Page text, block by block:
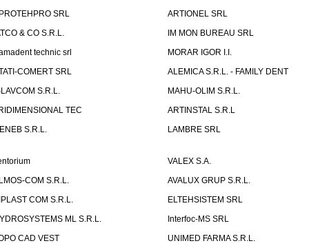
SRL
ARTIONEL SRL
& CO S.R.L.
IM MON BUREAU SRL
technic srl
MORAR IGOR I.I.
COMERT SRL
ALEMICA S.R.L. - FAMILY DENT
S.R.L.
MAHU-OLIM S.R.L.
TEC
ARTINSTAL S.R.L
S.R.L.
LAMBRE SRL
VALEX S.A.
COM S.R.L.
AVALUX GRUP S.R.L.
COM S.R.L.
ELTEHSISTEM SRL
ML S.R.L.
Interfoc-MS SRL
CAD VEST
UNIMED FARMA S.R.L.